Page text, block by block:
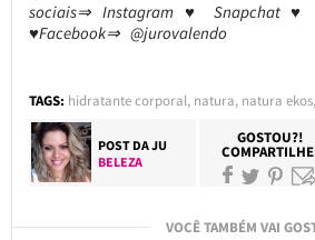
sociais⇒ Instagram ♥ Snapchat
♥Facebook⇒ @jurovalendo
TAGS: hidratante corporal, natura, natura ekos,
POST DAJU
BELEZA
GOSTOU?!
VOCÊ TAMBÉM VAI